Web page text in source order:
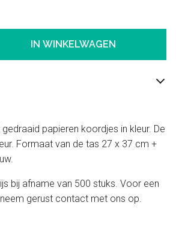
IN WINKELWAGEN
papieren koordjes in kleur. De
Formaat van de tas 27 x 37 cm +
bij afname van 500 stuks. Voor een
gerust contact met ons op.